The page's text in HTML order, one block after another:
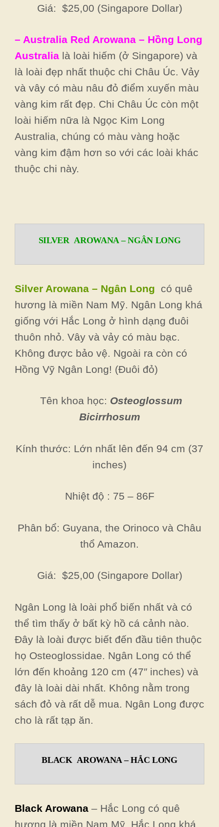
Giá: $25,00 (Singapore Dollar)
– Australia Red Arowana – Hồng Long
Australia là loài hiếm (ở Singapore) và
là loài đẹp nhất thuộc chi Châu Úc. Vảy
và vây có màu nâu đỏ điểm xuyến màu
vàng kim rất đẹp. Chi Châu Úc còn một
loài hiếm nữa là Ngọc Kim Long
Australia, chúng có màu vàng hoặc
vàng kim đậm hơn so với các loài khác
thuộc chi này.
SILVER AROWANA – NGÂN LONG
Silver Arowana – Ngân Long
có quê
hương là miền Nam Mỹ. Ngân Long khá
giống với Hắc Long ở hình dạng đuôi
thuôn nhỏ. Vây và vảy có màu bạc.
Không được bảo vệ. Ngoài ra còn có
Hồng Vỹ Ngân Long! (Đuôi đỏ)
Tên khoa học: Osteoglossum
Bicirrhosum
Kính thước: Lớn nhất lên đến 94 cm (37
inches)
Nhiệt độ : 75 – 86F
Phân bổ: Guyana, the Orinoco và Châu
thổ Amazon.
Giá: $25,00 (Singapore Dollar)
Ngân Long là loài phổ biến nhất và có
thể tìm thấy ở bất kỳ hồ cá cảnh nào.
Đây là loài được biết đến đầu tiên thuộc
họ Osteoglossidae. Ngân Long có thể
lớn đến khoảng 120 cm (47″ inches) và
đây là loài dài nhất. Không nằm trong
sách đỏ và rất dễ mua. Ngân Long được
cho là rất tạp ăn.
BLACK AROWANA – HẮC LONG
Black Arowana – Hắc Long có quê
hương là miền Nam Mỹ. Hắc Long khá